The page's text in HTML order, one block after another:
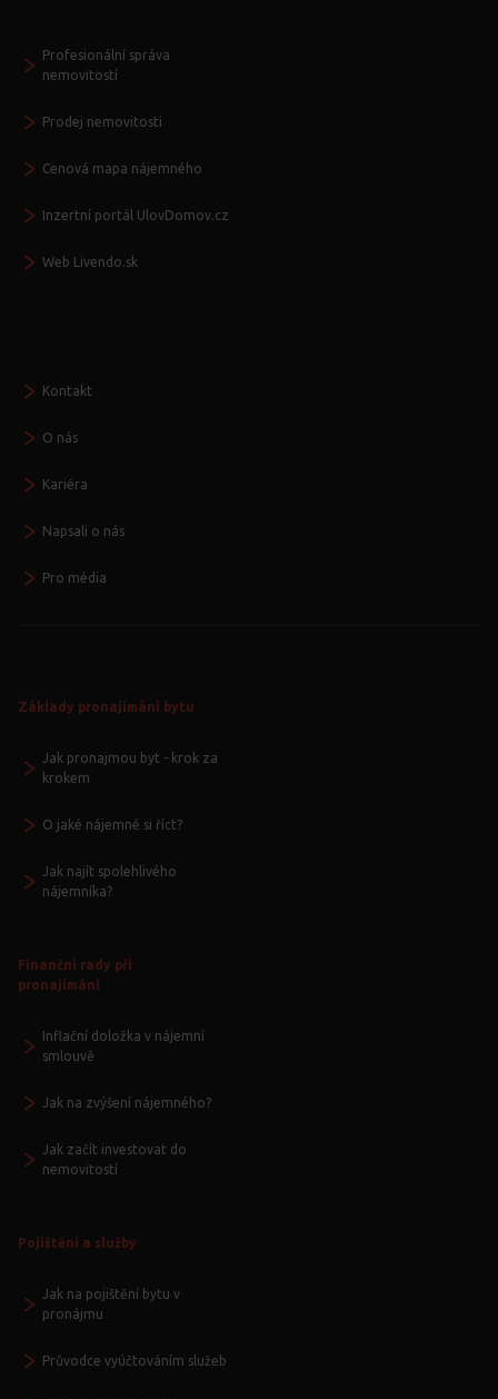
Profesionální správa
nemovitostí
Prodej nemovitosti
Cenová mapa nájemného
Inzertní portál UlovDomov.cz
Web Livendo.sk
Kontakt
O nás
Kariéra
Napsali o nás
Pro média
Základy pronajímání bytu
Jak pronajmou byt - krok za
krokem
O jaké nájemné si říct?
Jak najít spolehlivého
nájemníka?
Finanční rady při
pronajímání
Inflační doložka v nájemní
smlouvě
Jak na zvýšení nájemného?
Jak začít investovat do
nemovitostí
Pojištění a služby
Jak na pojištění bytu v
pronájmu
Průvodce vyúčtováním služeb